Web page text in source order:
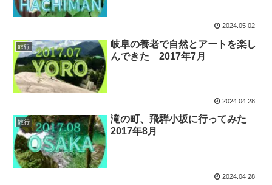
2024.05.02
旅行
岐阜の養老で自然とアートを楽し
んできた 2017年7月
2024.04.28
旅行
滝の町、飛騨小坂に行ってみた
2017年8月
2024.04.28